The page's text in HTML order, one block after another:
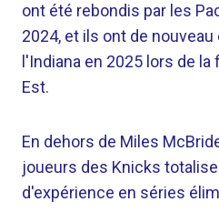
ont été rebondis par les
2024, et ils ont de
l'Indiana en 2025 lors de
Est.
En dehors de Miles
joueurs des Knicks
d'expérience en séries